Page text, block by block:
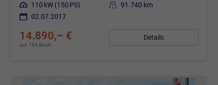
Leistung 110 kW (150 PS) Kilometerstand 91.740 km
02.07.2017
14.890,– €
incl. 19% MwSt.
Details